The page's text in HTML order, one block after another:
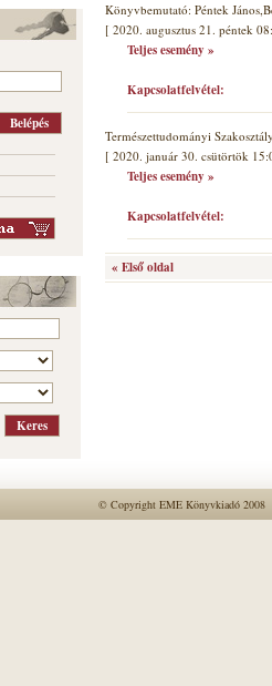
Könyvbemutató: Péntek
[ 2020. augusztus 21. péntek
Teljes esemény »
Kapcsolatfelvétel:
Természettudományi
[ 2020. január 30. csütörtök
Teljes esemény »
Kapcsolatfelvétel:
« Első oldal
© Copyright EME Könyvkiadó 2008